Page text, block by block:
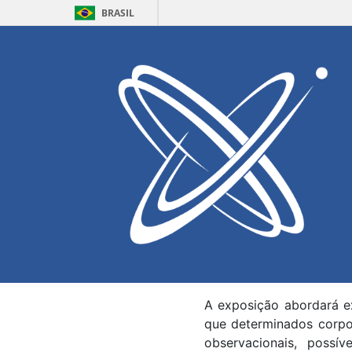
BRASIL
Seminário
Local:Miniauditório
Data e Horário:
Acontece nesta
o seminário de
(PPgEA). A atividade
Láctea e será
Durante a palestra,
A exposição abordará
que determinados
observacionais,